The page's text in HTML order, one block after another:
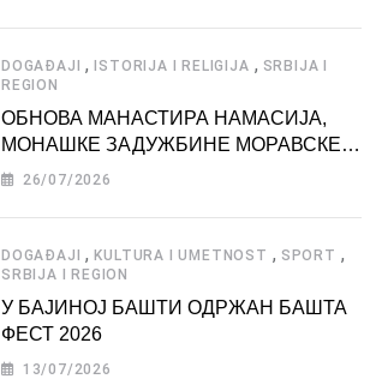
DOGAĐAJI ,ISTORIJA I RELIGIJA , SRBIJA I
REGION
ОБНОВА МАНАСТИРА НАМАСИЈА,
МОНАШКЕ ЗАДУЖБИНЕ МОРАВСКЕ
СРБИЈЕ
26/07/2026
DOGAĐAJI ,KULTURA I UMETNOST , SPORT ,
SRBIJA I REGION
У БАЈИНОЈ БАШТИ ОДРЖАН БАШТА
ФЕСТ 2026
13/07/2026